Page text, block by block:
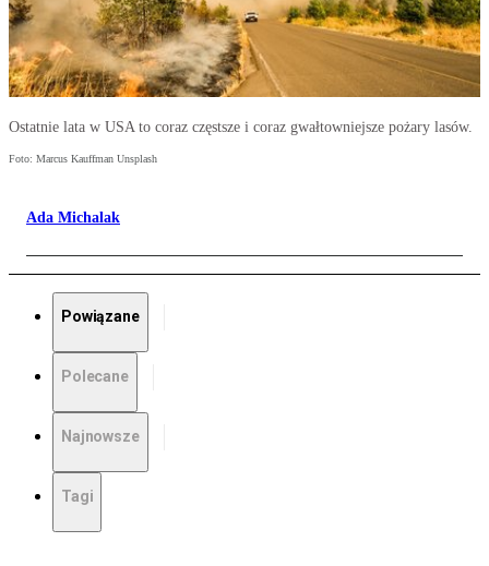
Ostatnie lata w USA to coraz częstsze i coraz gwałtowniejsze pożary lasów.
Foto: Marcus Kauffman Unsplash
Ada Michalak
Powiązane
Polecane
Najnowsze
Tagi